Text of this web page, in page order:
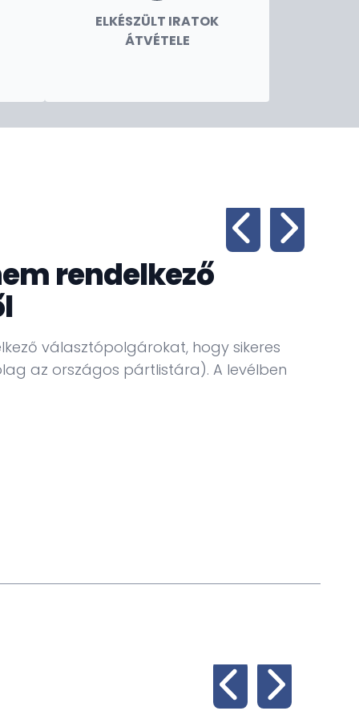
ELKÉSZÜLT IRATOK
ÁTVÉTELE
rendelkező
választópolgárokat, hogy sikeres
az országos pártlistára). A levélben